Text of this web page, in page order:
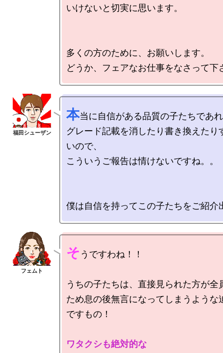
いけないと切実に思います。
多くの方のために、お願いします。
本当に自信がある品質の子たちであ
グレード記載を消したり書き換えたり
いので、
こういうご報告は情けないですね。。
そ うですわね！！
うちの子たちは、直接見られた方が全
ため息の後無言になってしまうような
ですもの！
ワタクシも絶対的な